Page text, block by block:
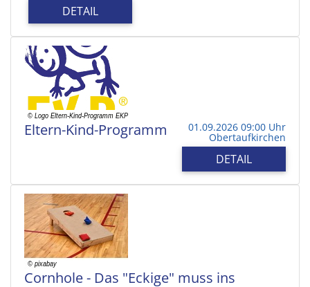
DETAIL
Eltern-Kind-Programm 01.09.2026 09:00 Uhr
Obertaufkirchen
DETAIL
Cornhole - Das "Eckige" muss ins